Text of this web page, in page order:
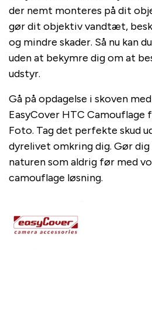
der nemt monteres på dit
gør dit objektiv vandtæt,
og mindre skader. Så nu kan
uden at bekymre dig om at
udstyr.
Gå på opdagelse i skoven
EasyCover HTC Camouflage
Foto. Tag det perfekte skud
dyrelivet omkring dig. Gør
naturen som aldrig før med
camouflage løsning.